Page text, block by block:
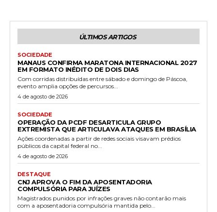
ÚLTIMOS ARTIGOS
SOCIEDADE
MANAUS CONFIRMA MARATONA INTERNACIONAL 2027
EM FORMATO INÉDITO DE DOIS DIAS
Com corridas distribuídas entre sábado e domingo de Páscoa,
evento amplia opções de percursos...
4 de agosto de 2026
SOCIEDADE
OPERAÇÃO DA PCDF DESARTICULA GRUPO
EXTREMISTA QUE ARTICULAVA ATAQUES EM BRASÍLIA
Ações coordenadas a partir de redes sociais visavam prédios
públicos da capital federal no...
4 de agosto de 2026
DESTAQUE
CNJ APROVA O FIM DA APOSENTADORIA
COMPULSÓRIA PARA JUÍZES
Magistrados punidos por infrações graves não contarão mais
com a aposentadoria compulsória mantida pelo...